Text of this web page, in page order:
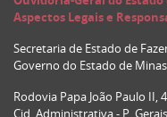
Aspectos Legais e
Secretaria de Estado de
Governo do Estado de
Rodovia Papa João Paulo II,
Cid. Administrativa - P.